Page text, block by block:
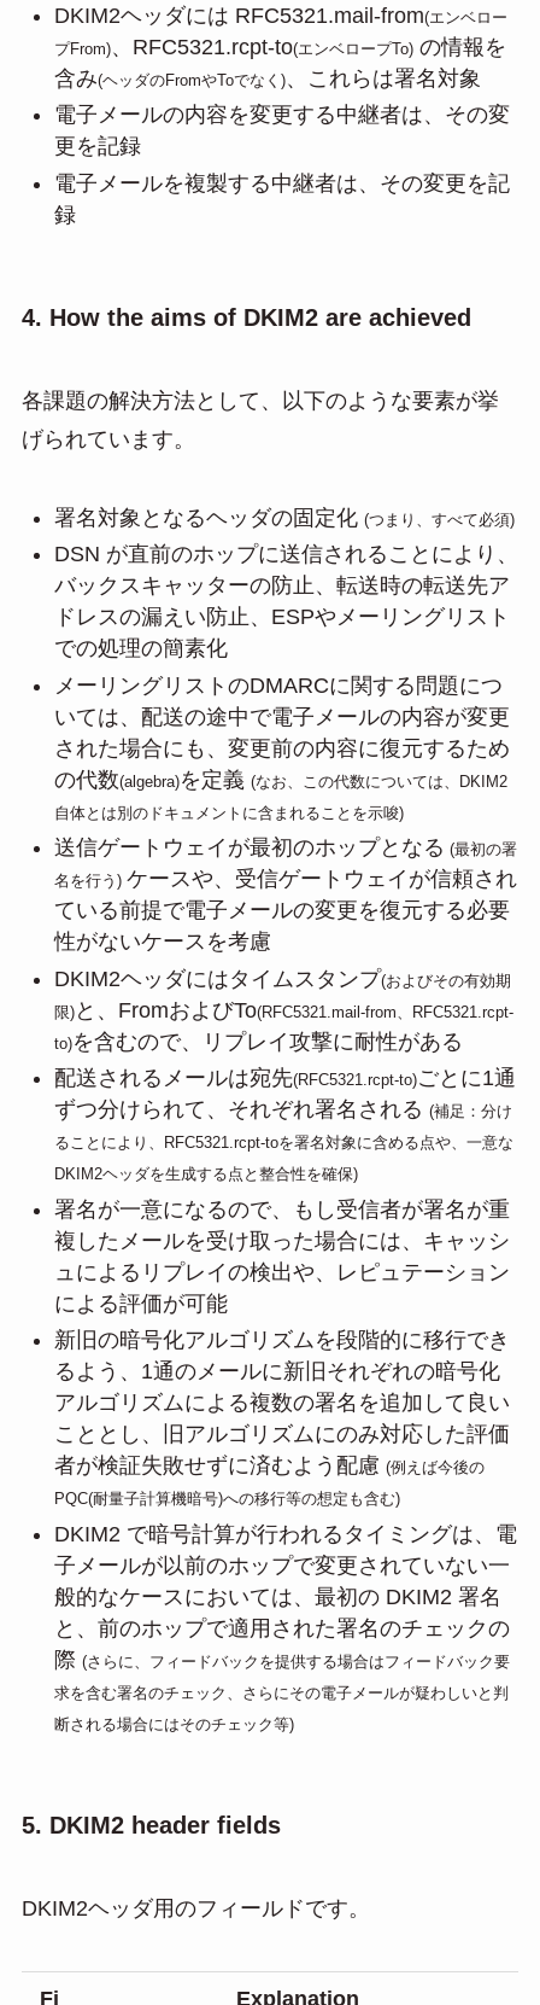
DKIM2ヘッダには RFC5321.mail-from(エンベロー
プFrom)、RFC5321.rcpt-to(エンベロープTo)の情報を
含み(ヘッダのFromやToでなく)、これらは署名対象
電子メールの内容を変更する中継者は、その変
更を記録
電子メールを複製する中継者は、その変更を記
録
4. How the aims of DKIM2 are achieved
各課題の解決方法として、以下のような要素が挙
げられています。
署名対象となるヘッダの固定化 (つまり、すべて必須)
DSN が直前のホップに送信されることにより、
バックスキャッターの防止、転送時の転送先ア
ドレスの漏えい防止、ESPやメーリングリスト
での処理の簡素化
メーリングリストのDMARCに関する問題につ
いては、配送の途中で電子メールの内容が変更
された場合にも、変更前の内容に復元するため
の代数(algebra)を定義 (なお、この代数については、DKIM2
自体とは別のドキュメントに含まれることを示唆)
送信ゲートウェイが最初のホップとなる (最初の署
名を行う) ケースや、受信ゲートウェイが信頼され
ている前提で電子メールの変更を復元する必要
性がないケースを考慮
DKIM2ヘッダにはタイムスタンプ(およびその有効期
限)と、FromおよびTo(RFC5321.mail-from、RFC5321.rcpt-
to)を含むので、リプレイ攻撃に耐性がある
配送されるメールは宛先(RFC5321.rcpt-to)ごとに1通
ずつ分けられて、それぞれ署名される (補足：分け
ることにより、RFC5321.rcpt-toを署名対象に含める点や、一意な
DKIM2ヘッダを生成する点と整合性を確保)
署名が一意になるので、もし受信者が署名が重
複したメールを受け取った場合には、キャッシ
ュによるリプレイの検出や、レピュテーション
による評価が可能
新旧の暗号化アルゴリズムを段階的に移行でき
るよう、1通のメールに新旧それぞれの暗号化
アルゴリズムによる複数の署名を追加して良い
こととし、旧アルゴリズムにのみ対応した評価
者が検証失敗せずに済むよう配慮 (例えば今後の
PQC(耐量子計算機暗号)への移行等の想定も含む)
DKIM2 で暗号計算が行われるタイミングは、電
子メールが以前のホップで変更されていない一
般的なケースにおいては、最初の DKIM2 署名
と、前のホップで適用された署名のチェックの
際 (さらに、フィードバックを提供する場合はフィードバック要
求を含む署名のチェック、さらにその電子メールが疑わしいと判
断される場合にはそのチェック等)
5. DKIM2 header fields
DKIM2ヘッダ用のフィールドです。
Fi
Explanation